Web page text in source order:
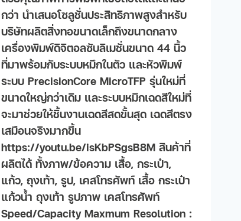
กว่า นำเสนอโซลูชั่นประสิทธิภาพสูงสำหรับ
บริษัทผลิตสิ่งทอขนาดเล็กถึงขนาดกลาง
เครื่องพิมพ์ดิจิตอลซับลิเมชั่นขนาด 44 นิ้ว
ที่มาพร้อมกับระบบหมึกในตัว และหัวพิมพ์
ระบบ PrecisionCore MicroTFP รุ่นใหม่ที่
ขนาดใหญ่กว่าเดิม และระบบหมึกเฉดสีใหม่ที่
จะมาช่วยให้ชิ้นงานเฉดสีสดขั้นสุด เฉดสีตรง
เสมือนจริงมากขึ้น
https://youtu.be/isKbPSgsB8M สินค้าที่
ผลิตได้ ทั้งภาพ/ข้อความ เสื้อ, กระเป๋า,
แก้ว, ถุงเท้า, รูป, เคสโทรศัพท์ เสื้อ กระเป๋า
แก้วน้ำ ถุงเท้า รูปภาพ เคสโทรศัพท์
Speed/Capacity Maxmum Resolution :